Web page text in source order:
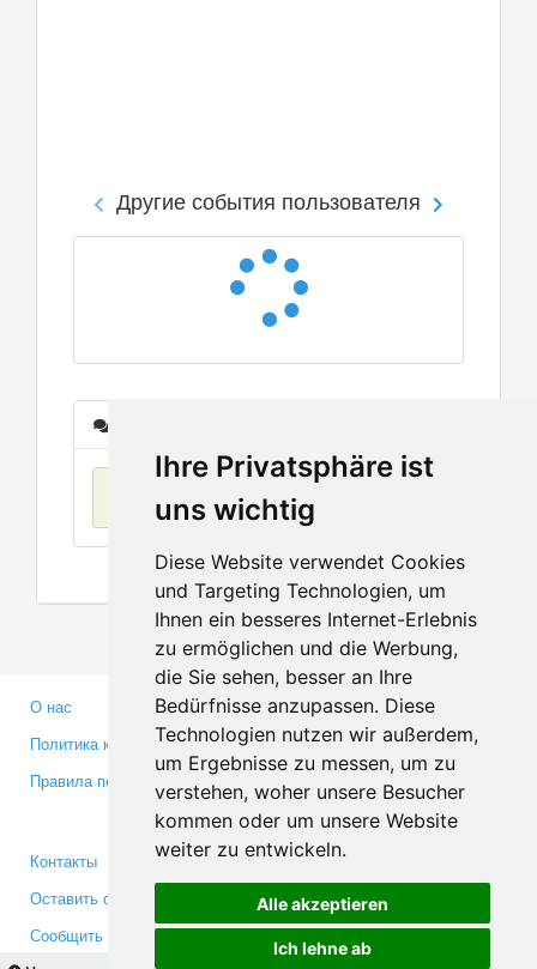
Ihre Privatsphäre ist
uns wichtig
Diese Website verwendet Cookies
und Targeting Technologien, um
Ihnen ein besseres Internet-Erlebnis
zu ermöglichen und die Werbung,
die Sie sehen, besser an Ihre
Bedürfnisse anzupassen. Diese
Technologien nutzen wir außerdem,
um Ergebnisse zu messen, um zu
verstehen, woher unsere Besucher
kommen oder um unsere Website
weiter zu entwickeln.
Alle akzeptieren
Ich lehne ab
Другие события пользователя
О нас
Политика конфиденциальности
Правила пользования
Партнерам
Инвесторам
Медиа
Контакты
Оставить отзыв
Сообщить об ошибке
Facebook
Twitter
YouTube